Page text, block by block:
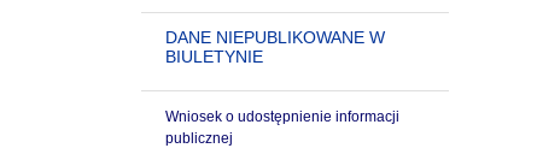
DANE NIEPUBLIKOWANE W
BIULETYNIE
Wniosek o udostępnienie informacji
publicznej